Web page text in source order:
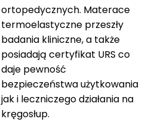
od
1
229 zł
2
279 zł
ortopedycznych. Materace
termoelastyczne przeszły
badania kliniczne, a także
posiadają certyfikat URS co
daje pewność
bezpieczeństwa użytkowania
jak i leczniczego działania na
kręgosłup.